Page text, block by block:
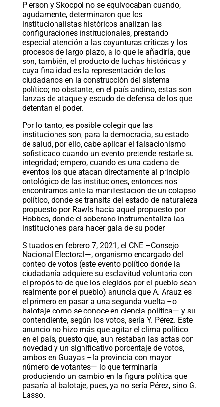
Pierson y Skocpol no se equivocaban cuando,
agudamente, determinaron que los
institucionalistas históricos analizan las
configuraciones institucionales, prestando
especial atención a las coyunturas críticas y los
procesos de largo plazo, a lo que le añadiría, que
son, también, el producto de luchas históricas y
cuya finalidad es la representación de los
ciudadanos en la construcción del sistema
político; no obstante, en el país andino, estas son
lanzas de ataque y escudo de defensa de los que
detentan el poder.
Por lo tanto, es posible colegir que las
instituciones son, para la democracia, su estado
de salud, por ello, cabe aplicar el falsacionismo
sofisticado cuando un evento pretende restarle su
integridad; empero, cuando es una cadena de
eventos los que atacan directamente al principio
ontológico de las instituciones, entonces nos
encontramos ante la manifestación de un colapso
político, donde se transita del estado de naturaleza
propuesto por Rawls hacia aquel propuesto por
Hobbes, donde el soberano instrumentaliza las
instituciones para hacer gala de su poder.
Situados en febrero 7, 2021, el CNE –Consejo
Nacional Electoral—, organismo encargado del
conteo de votos (este evento político donde la
ciudadanía adquiere su esclavitud voluntaria con
el propósito de que los elegidos por el pueblo sean
realmente por el pueblo) anuncia que A. Arauz es
el primero en pasar a una segunda vuelta –o
balotaje como se conoce en ciencia política— y su
contendiente, según los votos, sería Y. Pérez. Este
anuncio no hizo más que agitar el clima político
en el país, puesto que, aun restaban las actas con
novedad y un significativo porcentaje de votos,
ambos en Guayas –la provincia con mayor
número de votantes— lo que terminaría
produciendo un cambio en la figura política que
pasaría al balotaje, pues, ya no sería Pérez, sino G.
Lasso.